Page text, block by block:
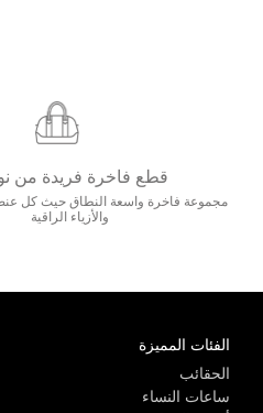
قطع فاخرة فريدة من
مجموعة فاخرة واسعة النطاق حيث كل
والأزياء الراقية
الفئات المميزة
الحقائب
ساعات النساء